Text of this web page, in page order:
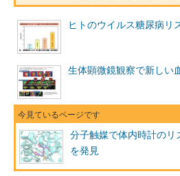
ヒトのウイルス糖尿病リ
生体顕微鏡観察で新しい
分子触媒で体内時計の
を発見